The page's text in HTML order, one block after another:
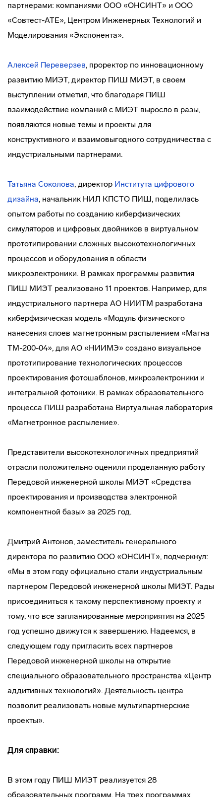
партнерами: компаниями ООО «ОНСИНТ» и ООО
«Совтест-АТЕ», Центром Инженерных Технологий и
Моделирования «Экспонента».
Алексей Переверзев, проректор по инновационному
развитию МИЭТ, директор ПИШ МИЭТ, в своем
выступлении отметил, что благодаря ПИШ
взаимодействие компаний с МИЭТ выросло в разы,
появляются новые темы и проекты для
конструктивного и взаимовыгодного сотрудничества с
индустриальными партнерами.
Татьяна Соколова, директор Института цифрового
дизайна, начальник НИЛ КПСТО ПИШ, поделилась
опытом работы по созданию киберфизических
симуляторов и цифровых двойников в виртуальном
прототипировании сложных высокотехнологичных
процессов и оборудования в области
микроэлектроники. В рамках программы развития
ПИШ МИЭТ реализовано 11 проектов. Например, для
индустриального партнера АО НИИТМ разработана
киберфизическая модель «Модуль физического
нанесения слоев магнетронным распылением «Магна
ТМ-200-04», для АО «НИИМЭ» создано визуальное
прототипирование технологических процессов
проектирования фотошаблонов, микроэлектроники и
интегральной фотоники. В рамках образовательного
процесса ПИШ разработана Виртуальная лаборатория
«Магнетронное распыление».
Представители высокотехнологичных предприятий
отрасли положительно оценили проделанную работу
Передовой инженерной школы МИЭТ «Средства
проектирования и производства электронной
компонентной базы» за 2025 год.
Дмитрий Антонов, заместитель генерального
директора по развитию ООО «ОНСИНТ», подчеркнул:
«Мы в этом году официально стали индустриальным
партнером Передовой инженерной школы МИЭТ. Рады
присоединиться к такому перспективному проекту и
тому, что все запланированные мероприятия на 2025
год успешно движутся к завершению. Надеемся, в
следующем году пригласить всех партнеров
Передовой инженерной школы на открытие
специального образовательного пространства «Центр
аддитивных технологий». Деятельность центра
позволит реализовать новые мультипартнерские
проекты».
Для справки:
В этом году ПИШ МИЭТ реализуется 28
образовательных программ. На трех программах